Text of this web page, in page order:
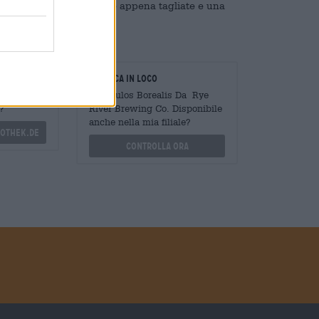
di frutti tropicali, erbe appena tagliate e una
Verifica in loco
È Lupulos Borealis Da Rye
River Brewing Co. Disponibile
anche nella mia filiale?
Controlla ora